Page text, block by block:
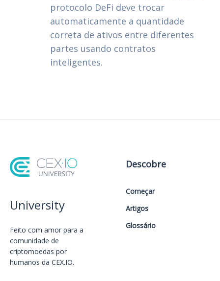
protocolo DeFi deve trocar
automaticamente a quantidade
correta de ativos entre diferentes
partes usando contratos
inteligentes.
University
Feito com amor️ para a
comunidade de
criptomoedas por
humanos da CEX.IO.
Descobre
Começar
Artigos
Glossário